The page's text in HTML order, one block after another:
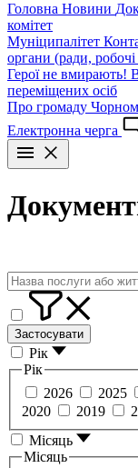
Головна Новини
комітет
Муніципалітет
органи (ради, робочі
Герої не вмирають!
переміщених осіб
Про громаду
Електронна черга
Застосувати
Рік
Рік
2026
2025
2020
2019
Місяць
Місяць